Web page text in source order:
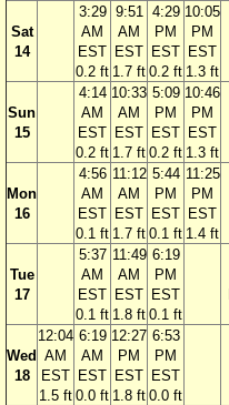
Sat
14
3:29
AM
EST
0.2 ft
9:51
AM
EST
1.7 ft
4:29
PM
EST
0.2 ft
10:05
PM
EST
1.3 ft
Sun
15
4:14
AM
EST
0.2 ft
10:33
AM
EST
1.7 ft
5:09
PM
EST
0.2 ft
10:46
PM
EST
1.3 ft
Mon
16
4:56
AM
EST
0.1 ft
11:12
AM
EST
1.7 ft
5:44
PM
EST
0.1 ft
11:25
PM
EST
1.4 ft
Tue
17
5:37
AM
EST
0.1 ft
11:49
AM
EST
1.8 ft
6:19
PM
EST
0.1 ft
Wed
18
12:04
AM
EST
1.5 ft
6:19
AM
EST
0.0 ft
12:27
PM
EST
1.8 ft
6:53
PM
EST
0.0 ft